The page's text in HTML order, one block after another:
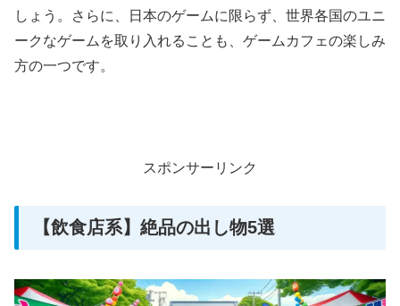
しょう。さらに、日本のゲームに限らず、世界各国のユニ
ークなゲームを取り入れることも、ゲームカフェの楽しみ
方の一つです。
スポンサーリンク
【飲食店系】絶品の出し物5選